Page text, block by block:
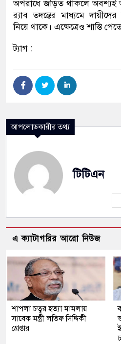
অপরাধে জড়িত থাকলে অবশ্যই
র‌্যাব তদন্তের মাধ্যমে দায়ীদের
নিয়ে থাকে। এক্ষেত্রেও শাস্তি
ট্যাগ :
আপলোডকারীর তথ্য
টিটিএন
এ ক্যাটাগরির আরো নিউজ
শাপলা চত্বর হত্যা মামলায়
সাবেক মন্ত্রী লতিফ সিদ্দিকী
গ্রেপ্তার